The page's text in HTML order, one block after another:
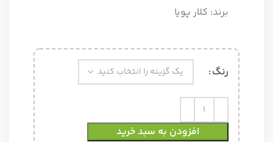
برند: کلار پویا
رنگ
افزودن به سبد خرید